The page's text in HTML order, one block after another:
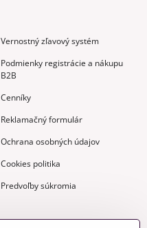
Vernostný zľavový systém
Podmienky registrácie a nákupu
B2B
Cenníky
Reklamačný formulár
Ochrana osobných údajov
Cookies politika
Predvoľby súkromia